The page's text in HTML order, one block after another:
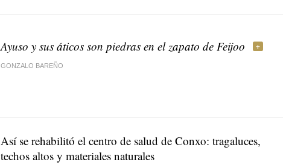
Ayuso y sus áticos son piedras en el zapato de Feijoo
GONZALO BAREÑO
Así se rehabilitó el centro de salud de Conxo: tragaluces,
techos altos y materiales naturales